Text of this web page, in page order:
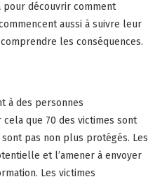
pour découvrir comment
aussi à suivre leur
les conséquences.
à des personnes
que 70 des victimes sont
pas non plus protégés. Les
et l’amener à envoyer
Les victimes